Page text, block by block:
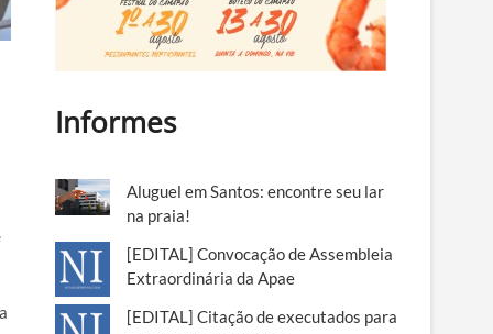
Informes
Aluguel em Santos: encontre seu lar
na praia!
[EDITAL] Convocação de Assembleia
Extraordinária da Apae
[EDITAL] Citação de executados para